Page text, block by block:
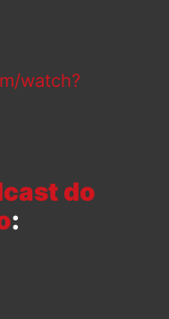
watch?
do
: